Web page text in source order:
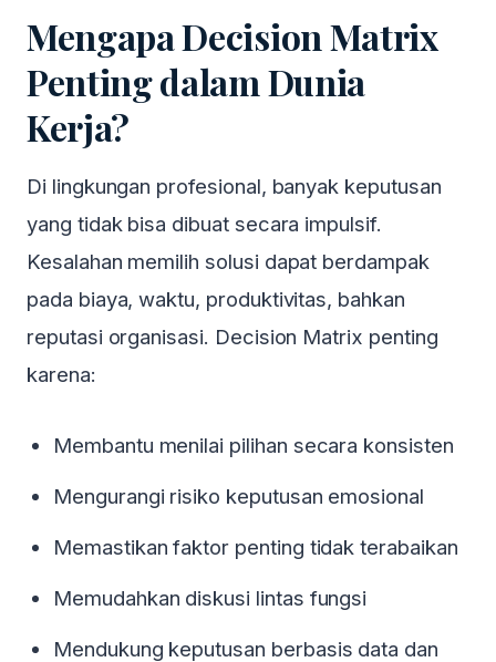
Mengapa Decision Matrix
Penting dalam Dunia
Kerja?
Di lingkungan profesional, banyak keputusan
yang tidak bisa dibuat secara impulsif.
Kesalahan memilih solusi dapat berdampak
pada biaya, waktu, produktivitas, bahkan
reputasi organisasi. Decision Matrix penting
karena:
Membantu menilai pilihan secara konsisten
Mengurangi risiko keputusan emosional
Memastikan faktor penting tidak terabaikan
Memudahkan diskusi lintas fungsi
Mendukung keputusan berbasis data dan